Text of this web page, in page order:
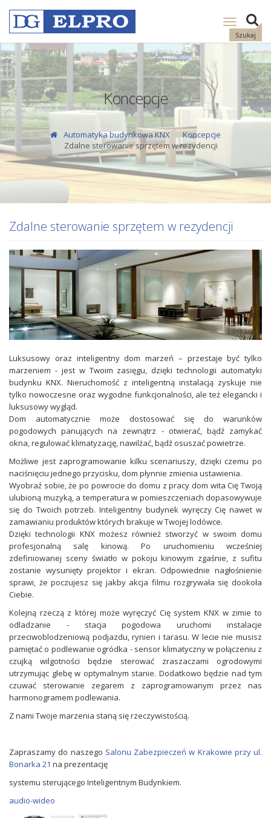
Szukaj
Pokaż
nawigację
Koncepcje
Automatyka budynkowa KNX
Koncepcje
Zdalne sterowanie sprzętem w rezydencji
Zdalne sterowanie sprzętem w rezydencji
Luksusowy oraz inteligentny dom marzeń – przestaje być tylko
marzeniem - jest w Twoim zasięgu, dzięki technologii automatyki
budynku KNX. Nieruchomość z inteligentną instalacją zyskuje nie
tylko nowoczesne oraz wygodne funkcjonalności, ale też elegancki i
luksusowy wygląd.
Dom automatycznie może dostosować się do warunków
pogodowych panujących na zewnątrz - otwierać, bądź zamykać
okna, regulować klimatyzację, nawilżać, bądź osuszać powietrze.
Możliwe jest zaprogramowanie kilku scenariuszy, dzięki czemu po
naciśnięciu jednego przycisku, dom płynnie zmienia ustawienia.
Wyobraź sobie, że po powrocie do domu z pracy dom wita Cię Twoją
ulubioną muzyką, a temperatura w pomieszczeniach dopasowywuje
się do Twoich potrzeb. Inteligentny budynek wyręczy Cię nawet w
zamawianiu produktów których brakuje w Twojej lodówce.
Dzięki technologii KNX możesz również stworzyć w swoim domu
profesjonalną salę kinową. Po uruchomieniu wcześniej
zdefiniowanej sceny światło w pokoju kinowym zgaśnie, z sufitu
zostanie wysunięty projektor i ekran. Odpowiednie nagłośnienie
sprawi, że poczujesz się jakby akcja filmu rozgrywała się dookoła
Ciebie.
Kolejną rzeczą z której może wyręczyć Cię system KNX w zimie to
odladzanie - stacja pogodowa uruchomi instalacje
przeciwoblodzeniową podjazdu, rynien i tarasu. W lecie nie musisz
pamiętać o podlewanie ogródka - sensor klimatyczny w połączeniu z
czujką wilgotności będzie sterować zraszaczami ogrodowymi
utrzymując glebę w optymalnym stanie. Dodatkowo będzie nad tym
czuwać sterowanie zegarem z zaprogramowanym przez nas
harmonogramem podlewania.
Z nami Twoje marzenia staną się rzeczywistością.
Zapraszamy do naszego Salonu Zabezpieczeń w Krakowie przy ul.
Bonarka 21 na prezentację
systemu sterującego Inteligentnym Budynkiem.
audio-wideo